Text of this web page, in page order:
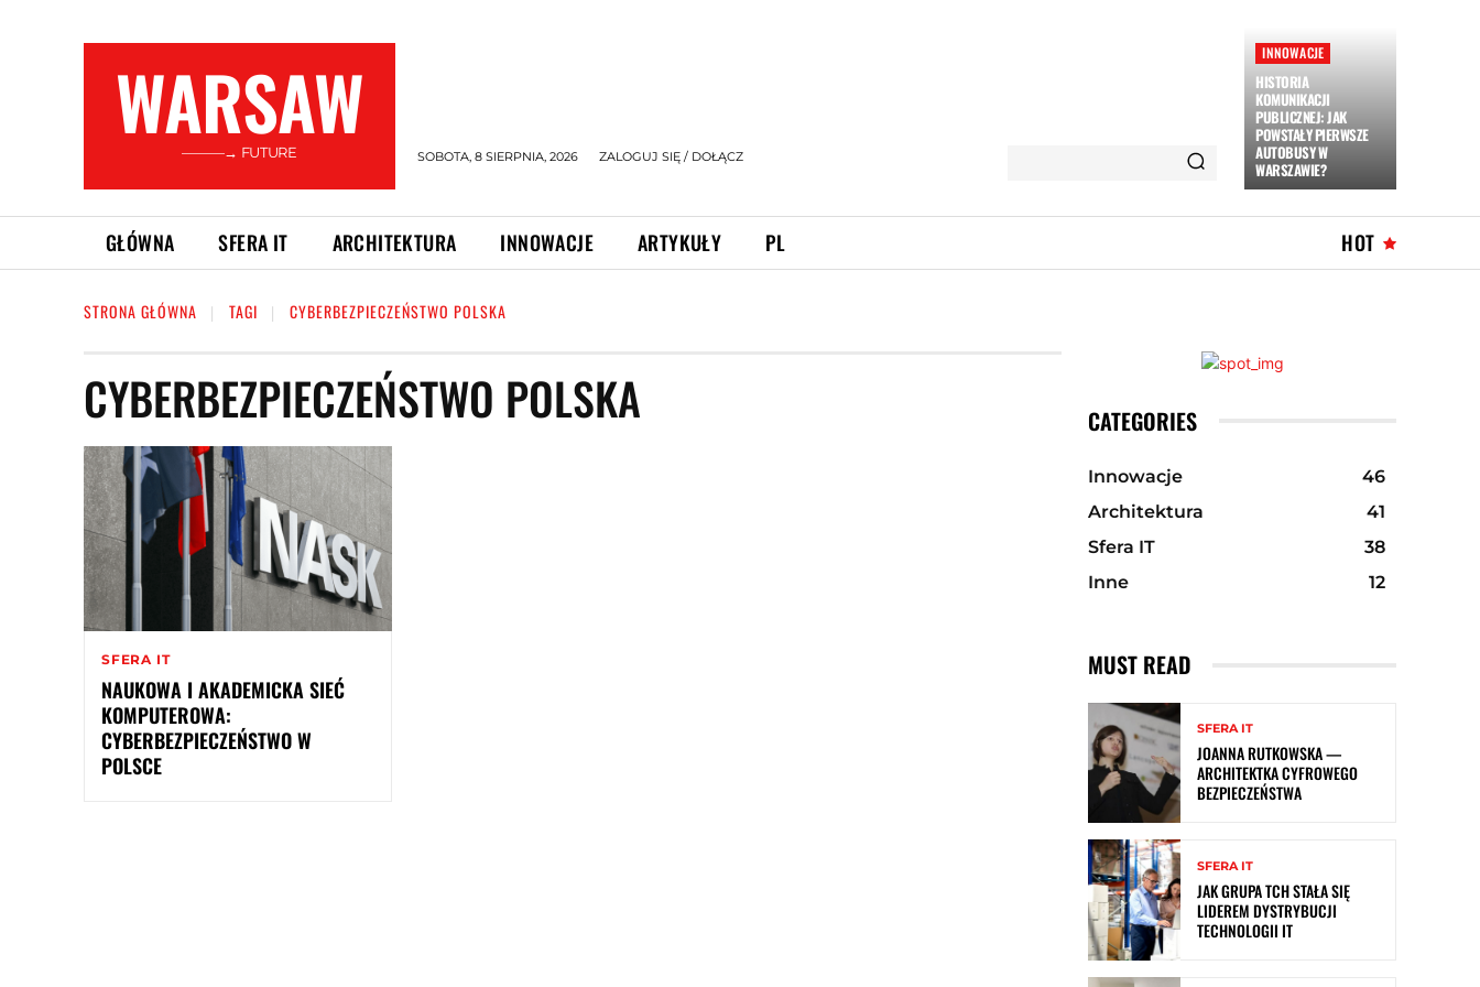
WARSAW
———→ FUTURE SOBOTA, 8 SIERPNIA, 2026 ZALOGUJ SIĘ / DOŁĄCZ
INNOWACJE
HISTORIA
KOMUNIKACJI
PUBLICZNEJ: JAK
POWSTAŁY PIERWSZE
AUTOBUSY W
WARSZAWIE?
GŁÓWNA SFERA IT ARCHITEKTURA INNOWACJE ARTYKUŁY PL HOT
STRONA GŁÓWNA TAGI CYBERBEZPIECZEŃSTWO POLSKA
CYBERBEZPIECZEŃSTWO POLSKA
SFERA IT
NAUKOWA I AKADEMICKA SIEĆ
KOMPUTEROWA:
CYBERBEZPIECZEŃSTWO W
POLSCE
CATEGORIES
Innowacje
46
Architektura
41
Sfera IT
38
Inne
12
MUST READ
SFERA IT
JOANNA RUTKOWSKA —
ARCHITEKTKA CYFROWEGO
BEZPIECZEŃSTWA
SFERA IT
JAK GRUPA TCH STAŁA SIĘ
LIDEREM DYSTRYBUCJI
TECHNOLOGII IT